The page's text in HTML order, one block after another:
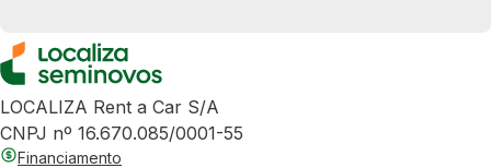
LOCALIZA Rent a Car S/A
CNPJ nº 16.670.085/0001-55
Financiamento